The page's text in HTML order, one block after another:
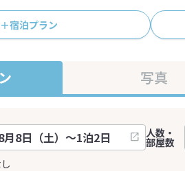
宿泊プラン
写真
人数・
部屋数